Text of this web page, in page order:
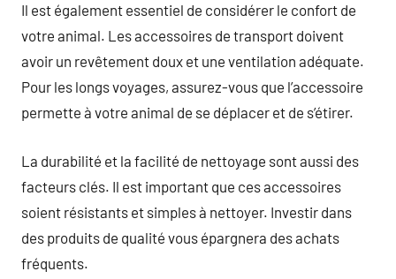
Il est également essentiel de considérer le confort de
votre animal. Les accessoires de transport doivent
avoir un revêtement doux et une ventilation adéquate.
Pour les longs voyages, assurez-vous que l’accessoire
permette à votre animal de se déplacer et de s’étirer.
La durabilité et la facilité de nettoyage sont aussi des
facteurs clés. Il est important que ces accessoires
soient résistants et simples à nettoyer. Investir dans
des produits de qualité vous épargnera des achats
fréquents.